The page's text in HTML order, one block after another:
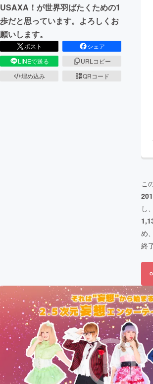
USAXA！が世界羽ばたくための1
歩だと思っています。よろしくお
願いします。
ポスト
シェア
LINEで送る
URLコピー
埋め込み
QRコード
こ
し、
め、
終